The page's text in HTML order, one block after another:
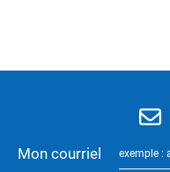
Mon courriel